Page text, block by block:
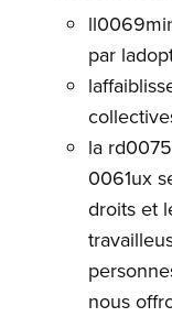
par
la
0061ux
droits et
nous